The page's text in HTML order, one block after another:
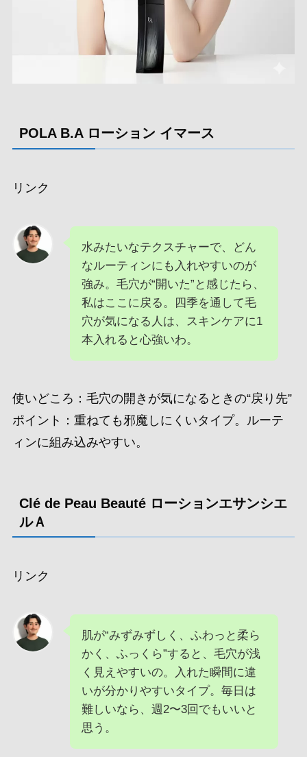
POLA B.A ローション イマース
リンク
水みたいなテクスチャーで、どん
なルーティンにも入れやすいのが
強み。毛穴が“開いた”と感じたら、
私はここに戻る。四季を通して毛
穴が気になる人は、スキンケアに1
本入れると心強いわ。
使いどころ：毛穴の開きが気になるときの“戻り先”
ポイント：重ねても邪魔しにくいタイプ。ルーテ
ィンに組み込みやすい。
Clé de Peau Beauté ローションエサンシエ
ルＡ
リンク
肌が“みずみずしく、ふわっと柔ら
かく、ふっくら”すると、毛穴が浅
く見えやすいの。入れた瞬間に違
いが分かりやすいタイプ。毎日は
難しいなら、週2〜3回でもいいと
思う。